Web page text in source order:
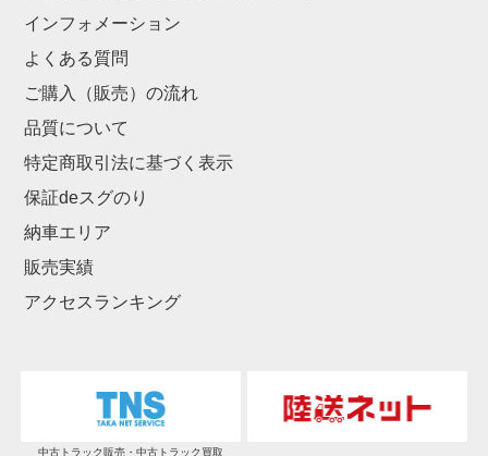
インフォメーション
よくある質問
ご購入（販売）の流れ
品質について
特定商取引法に基づく表示
保証deスグのり
納車エリア
販売実績
アクセスランキング
中古トラック販売・中古トラック買取